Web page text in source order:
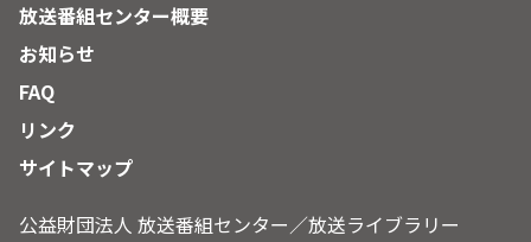
放送番組センター概要
お知らせ
FAQ
リンク
サイトマップ
公益財団法人 放送番組センター／放送ライブラリー